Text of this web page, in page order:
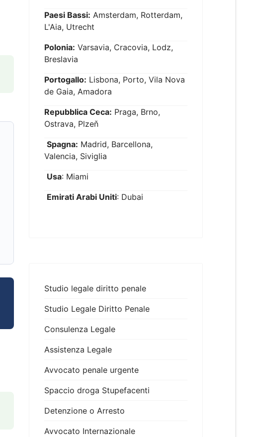
Paesi Bassi: Amsterdam, Rotterdam,
L'Aia, Utrecht
Polonia: Varsavia, Cracovia, Lodz,
Breslavia
Portogallo: Lisbona, Porto, Vila Nova
de Gaia, Amadora
Repubblica Ceca: Praga, Brno,
Ostrava, Plzeň
Spagna: Madrid, Barcellona,
Valencia, Siviglia
Usa: Miami
Emirati Arabi Uniti: Dubai
Studio legale diritto penale
Studio Legale Diritto Penale
Consulenza Legale
Assistenza Legale
Avvocato penale urgente
Spaccio droga Stupefacenti
Detenzione o Arresto
Avvocato Internazionale